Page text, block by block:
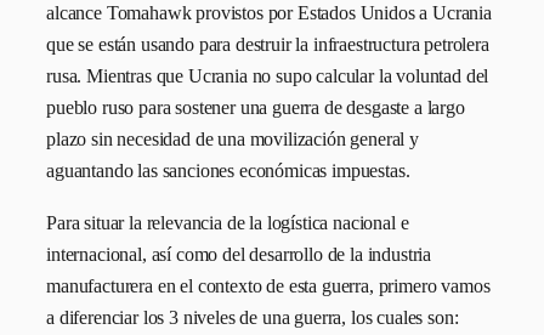
alcance Tomahawk provistos por Estados Unidos a Ucrania
que se están usando para destruir la infraestructura petrolera
rusa. Mientras que Ucrania no supo calcular la voluntad del
pueblo ruso para sostener una guerra de desgaste a largo
plazo sin necesidad de una movilización general y
aguantando las sanciones económicas impuestas.
Para situar la relevancia de la logística nacional e
internacional, así como del desarrollo de la industria
manufacturera en el contexto de esta guerra, primero vamos
a diferenciar los 3 niveles de una guerra, los cuales son: